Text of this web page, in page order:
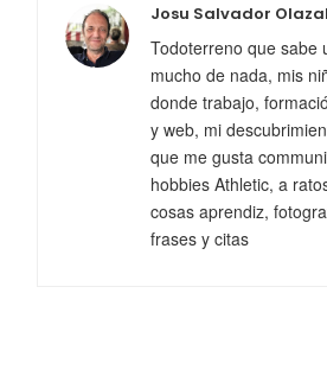
Josu Salvador
Todoterreno que sabe
mucho de nada, mis
donde trabajo,
y web, mi
que me gusta
hobbies Athletic, a
cosas aprendiz,
frases y citas